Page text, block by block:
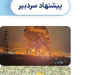
پیشنهاد سردبیر